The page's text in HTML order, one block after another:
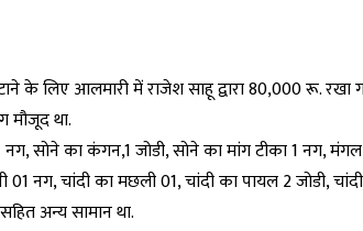
के लिए आलमारी में राजेश साहू द्वारा 80,000 रू.
मौजूद था.
सोने का कंगन,1 जोडी, सोने का मांग टीका 1 नग,
नग, चांदी का मछली 01, चांदी का पायल 2 जोडी,
अन्य सामान था.